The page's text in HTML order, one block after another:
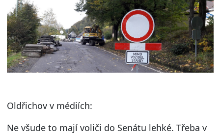
Oldřichov v médiích:
Ne všude to mají voliči do Senátu lehké. Třeba v